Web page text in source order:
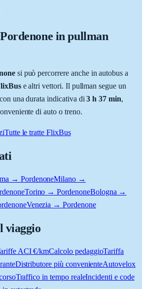
Pordenone in pullman
si può percorrere anche in autobus a
e altri vettori. Il pullman segue un
una durata indicativa di 3 h 37 min,
di auto o treno.
Tutte le tratte FlixBus
→ PordenoneMilano →
Torino → PordenoneBologna →
Venezia → Pordenone
viaggio
ACI €/kmCalcolo pedaggioTariffa
Distributore più convenienteAutovelox
Traffico in tempo realeIncidenti e code